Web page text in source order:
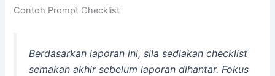
Contoh Prompt Checklist
Berdasarkan laporan ini, sila sediakan checklist
semakan akhir sebelum laporan dihantar. Fokus